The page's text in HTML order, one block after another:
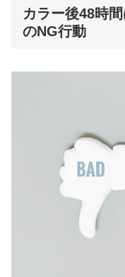
カラー後48時
のNG行動